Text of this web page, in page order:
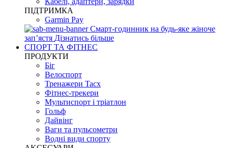
ПІДТРИМКА
Garmin Pay
Смарт-годинник на будь-яке жіноче
запʼястя Дізнатись більше
СПОРТ ТА ФІТНЕС
ПРОДУКТИ
Біг
Велоспорт
Тренажери Tacx
Фітнес-трекери
Мультиспорт і тріатлон
Гольф
Дайвінг
Ваги та пульсометри
Водні види спорту